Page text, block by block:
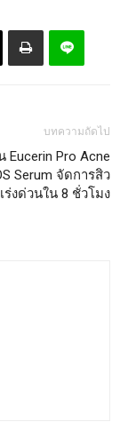
บทความถัดไป
Eucerin Pro Acne
Serum จัดการสิว
เร่งด่วนใน 8 ชั่วโมง